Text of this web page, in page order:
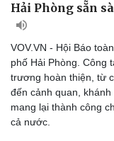
Hải Phòng sẵn
VOV.VN - Hội Báo
phố Hải Phòng. Công
trương hoàn thiện, từ
đến cảnh quan,
mang lại thành công
cả nước.